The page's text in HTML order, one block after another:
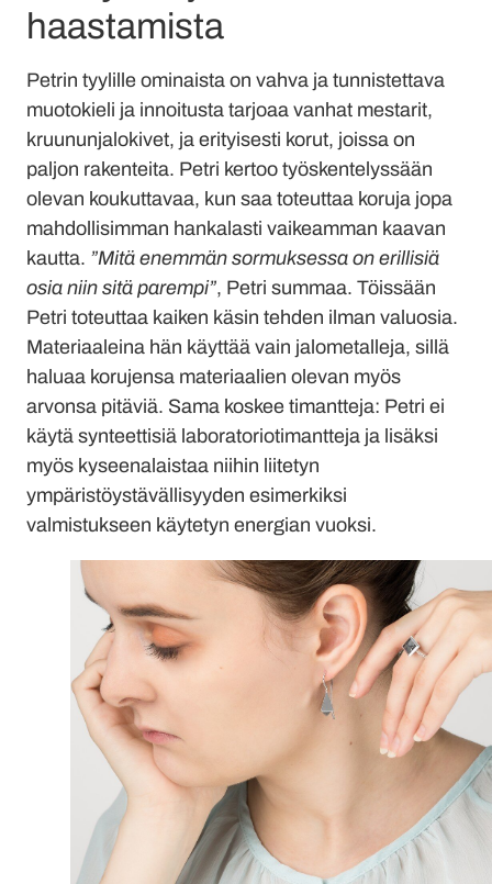
haastamista
Petrin tyylille ominaista on vahva ja tunnistettava
muotokieli ja innoitusta tarjoaa vanhat mestarit,
kruununjalokivet, ja erityisesti korut, joissa on
paljon rakenteita. Petri kertoo työskentelyssään
olevan koukuttavaa, kun saa toteuttaa koruja jopa
mahdollisimman hankalasti vaikeamman kaavan
kautta. ”Mitä enemmän sormuksessa on erillisiä
osia niin sitä parempi”, Petri summaa. Töissään
Petri toteuttaa kaiken käsin tehden ilman valuosia.
Materiaaleina hän käyttää vain jalometalleja, sillä
haluaa korujensa materiaalien olevan myös
arvonsa pitäviä. Sama koskee timantteja: Petri ei
käytä synteettisiä laboratoriotimantteja ja lisäksi
myös kyseenalaistaa niihin liitetyn
ympäristöystävällisyyden esimerkiksi
valmistukseen käytetyn energian vuoksi.